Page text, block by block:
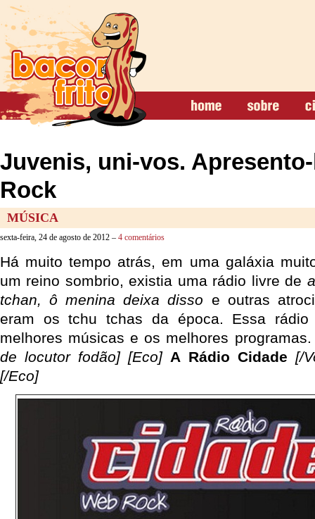
Juvenis, uni-vos.
Rock
MÚSICA
sexta-feira, 24 de agosto de 2012 – 4 comentários
Há muito tempo atrás, em uma galáxia
um reino sombrio, existia uma rádio livre de
tchan, ô menina deixa disso e outras
eram os tchu tchas da época. Essa
melhores músicas e os melhores
de locutor fodão] [Eco] A Rádio Cidade [/
[/Eco]